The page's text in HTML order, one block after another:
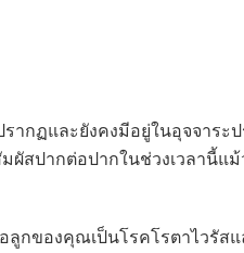
ากฏและยังคงมีอยู่ในอุจจาระ
ผัสปากต่อปากในช่วงเวลานี้แม้
กของคุณเป็นโรคโรตาไวรัส